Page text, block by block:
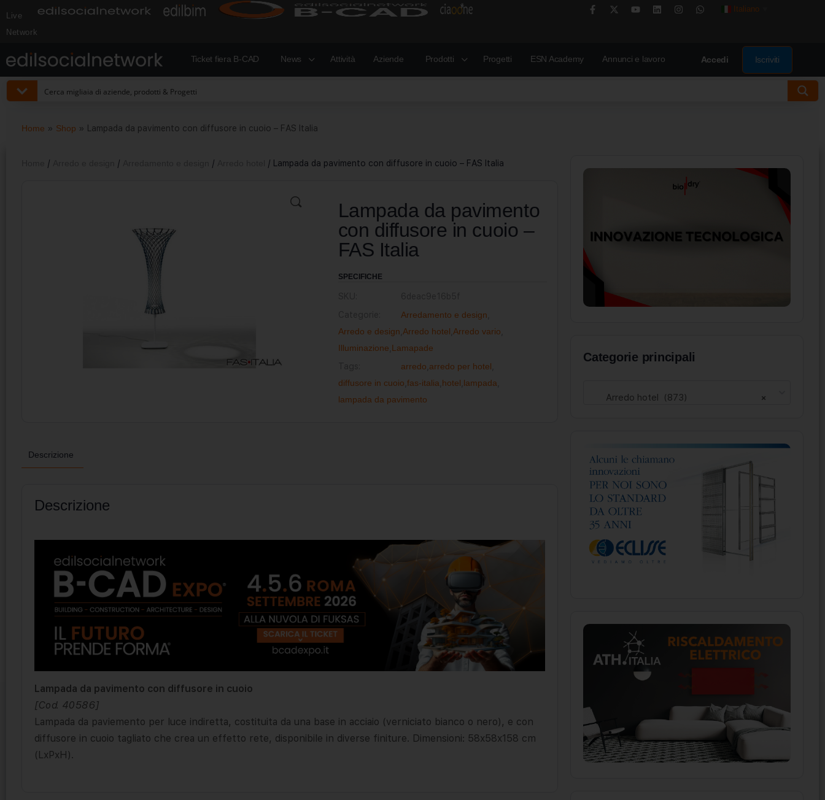
Live
Network
Italiano
Ticket fiera B-CAD News Attività Aziende Prodotti Progetti ESN Academy Annunci e lavoro Accedi Iscriviti
Home » Shop » Lampada da pavimento con diffusore in cuoio – FAS Italia
/ / / / Lampada da pavimento con diffusore in cuoio – FAS Italia
Lampada da pavimento
con diffusore in cuoio –
FAS Italia
SPECIFICHE
Arredamento e design
Arredo e design Arredo hotel Arredo vario
Illuminazione Lamapade
arredo arredo per hotel
diffusore in cuoio fas-italia hotel lampada
lampada da pavimento
Descrizione
Descrizione
Lampada da pavimento con diffusore in cuoio
[Cod. 40586]
Lampada da paviemento per luce indiretta, costituita da una base in acciaio (verniciato bianco o nero), e con
diffusore in cuoio tagliato che crea un effetto rete, disponibile in diverse finiture. Dimensioni: 58x58x158 cm
(LxPxH).
Categorie principali
×
Arredo hotel (873)